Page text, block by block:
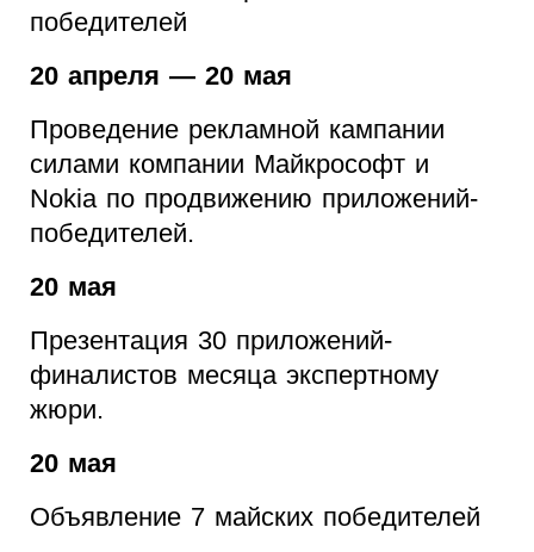
победителей
20 апреля — 20 мая
Проведение рекламной кампании
силами компании Майкрософт и
Nokia по продвижению приложений-
победителей.
20 мая
Презентация 30 приложений-
финалистов месяца экспертному
жюри.
20 мая
Объявление 7 майских победителей